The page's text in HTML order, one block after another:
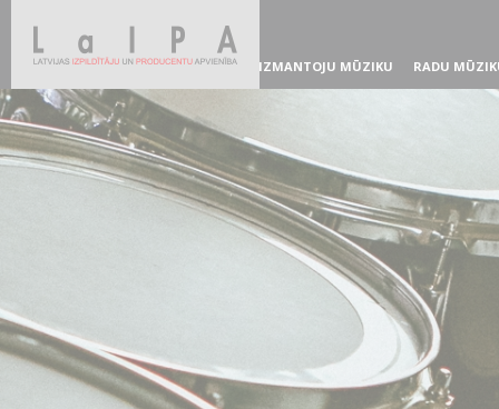
IZMANTOJU MŪZIKU RADU